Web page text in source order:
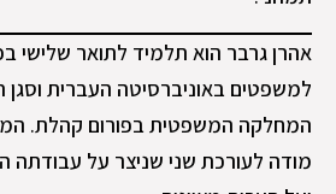
אהרן גרבר הוא תלמיד לתואר שלישי
למשפטים באוניברסיטה העברית וסגן
המחלקה המשפטית בפורום קהלת.
מודה לעורכת שני שניצר על עבודתה